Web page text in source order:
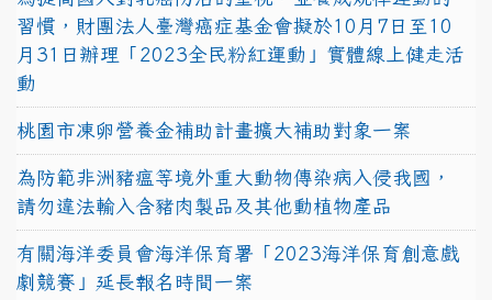
習慣，財團法人臺灣癌症基金會擬於10月7日至10
月31日辦理「2023全民粉紅運動」實體線上健走活
動
桃園市凍卵營養金補助計畫擴大補助對象一案
為防範非洲豬瘟等境外重大動物傳染病入侵我國，
請勿違法輸入含豬肉製品及其他動植物產品
有關海洋委員會海洋保育署「2023海洋保育創意戲
劇競賽」延長報名時間一案